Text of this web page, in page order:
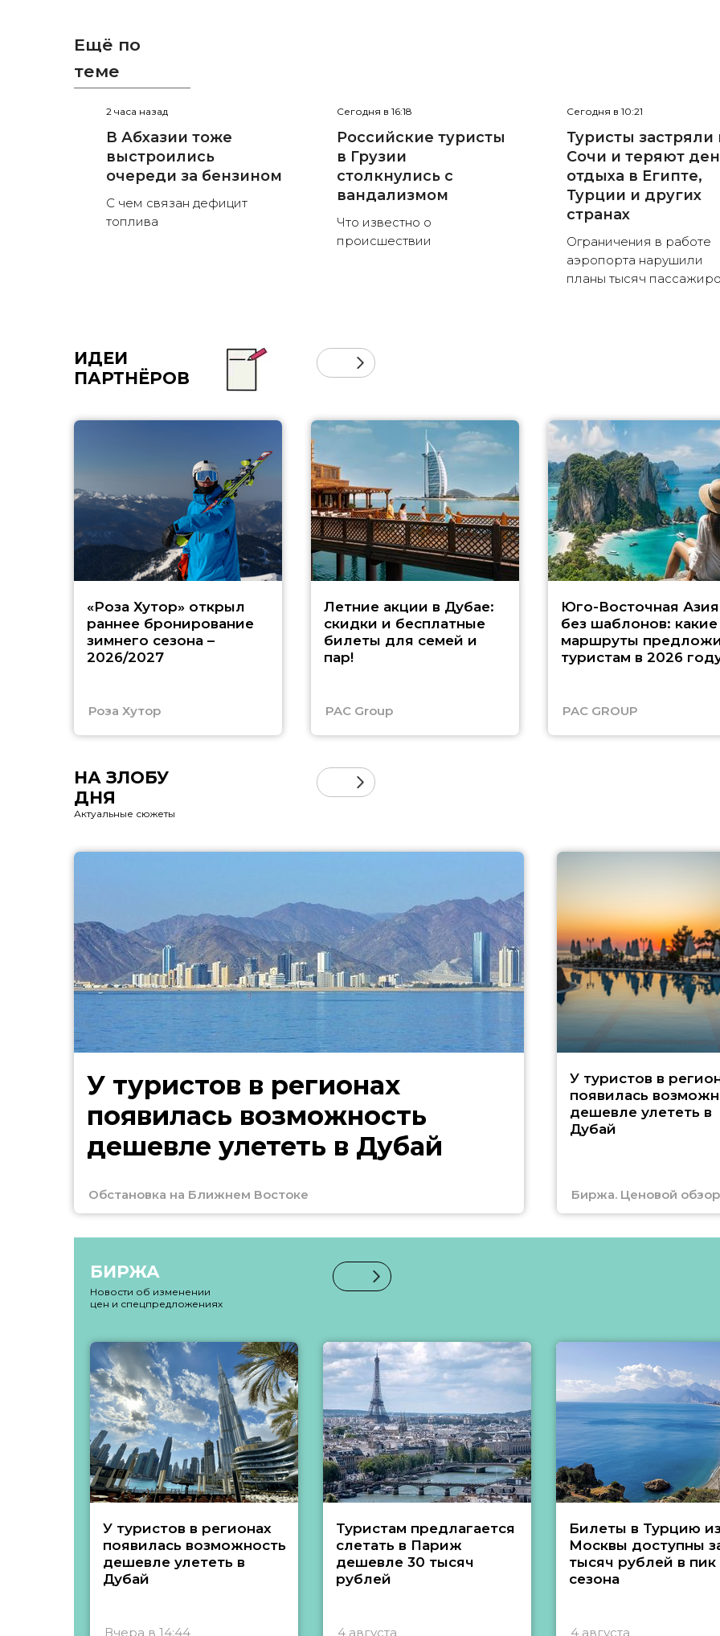
Ещё по
теме
2 часа назад
В Абхазии тоже
выстроились
очереди за бензином
С чем связан дефицит
топлива
Сегодня в 16:18
Российские туристы
в Грузии
столкнулись с
вандализмом
Что известно о
происшествии
Сегодня в 10:21
Туристы застряли
Сочи и теряют
отдыха в Египте,
Турции и других
странах
Ограничения в работе
аэропорта нарушили
планы тысяч
ИДЕИ
ПАРТНЁРОВ
«Роза Хутор» открыл
раннее бронирование
зимнего сезона –
2026/2027
Роза Хутор
Летние акции в Дубае:
скидки и бесплатные
билеты для семей и
пар!
PAC Group
Юго-Восточная Азия
без шаблонов: какие
маршруты
туристам в 2026
PAC GROUP
НА ЗЛОБУ
ДНЯ
Актуальные сюжеты
У туристов в регионах
появилась возможность
дешевле улететь в Дубай
Обстановка на Ближнем Востоке
У туристов в
появилась
дешевле улететь в
Дубай
Биржа. Ценовой обзор
БИРЖА
Новости об изменении
цен и спецпредложениях
У туристов в регионах
появилась возможность
дешевле улететь в
Дубай
Вчера в 14:44
Туристам предлагается
слетать в Париж
дешевле 30 тысяч
рублей
4 августа
Билеты в Турцию из
Москвы доступны
тысяч рублей в пик
сезона
4 августа